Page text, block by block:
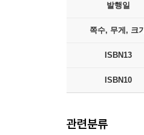
발행일
쪽수, 무게, 크기
ISBN13
ISBN10
관련분류